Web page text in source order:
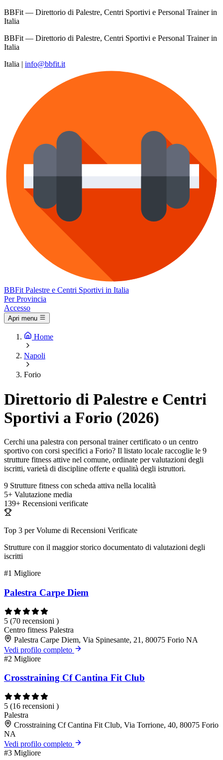
BBFit — Direttorio di Palestre, Centri Sportivi e Personal Trainer in
Italia
BBFit — Direttorio di Palestre, Centri Sportivi e Personal Trainer in
Italia
Italia | info@bbfit.it
BBFit Palestre e Centri Sportivi in Italia
Per Provincia
Accesso
Apri menu
Home
Napoli
Forio
Direttorio di Palestre e Centri
Sportivi a Forio (2026)
Cerchi una palestra con personal trainer certificato o un centro
sportivo con corsi specifici a Forio? Il listato locale raccoglie le 9
strutture fitness attive nel comune, ordinate per valutazioni degli
iscritti, varietà di discipline offerte e qualità degli istruttori.
9 Strutture fitness con scheda attiva nella località
5+ Valutazione media
139+ Recensioni verificate
Top 3 per Volume di Recensioni Verificate
Strutture con il maggior storico documentato di valutazioni degli
iscritti
#1 Migliore
Palestra Carpe Diem
5 (70 recensioni )
Centro fitness Palestra
Palestra Carpe Diem, Via Spinesante, 21, 80075 Forio NA
Vedi profilo completo
#2 Migliore
Crosstraining Cf Cantina Fit Club
5 (16 recensioni )
Palestra
Crosstraining Cf Cantina Fit Club, Via Torrione, 40, 80075 Forio
NA
Vedi profilo completo
#3 Migliore